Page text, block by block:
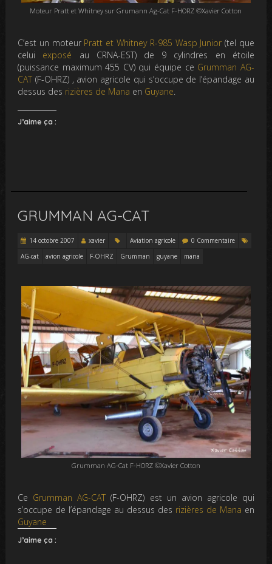
Moteur Pratt et Whitney sur Grumann Ag-Cat F-HORZ ©Xavier Cotton
C’est un moteur Pratt et Whitney R-985 Wasp Junior (tel que
celui exposé au CRNA-EST) de 9 cylindres en étoile
(puissance maximum 455 CV) qui équipe ce Grumman AG-
CAT (F-OHRZ) , avion agricole qui s’occupe de l’épandage au
dessus des rizières de Mana en Guyane
J’aime ça :
GRUMMAN AG-CAT
14 octobre 2007 xavier Aviation agricole
0 Commentaire
AG-cat
avion agricole F-OHRZ Grumman guyane mana
Grumman AG-Cat F-HORZ ©Xavier Cotton
Ce Grumman AG-CAT (F-OHRZ) est un avion agricole qui
s’occupe de l’épandage au dessus des rizières de Mana en
Guyane
J’aime ça :